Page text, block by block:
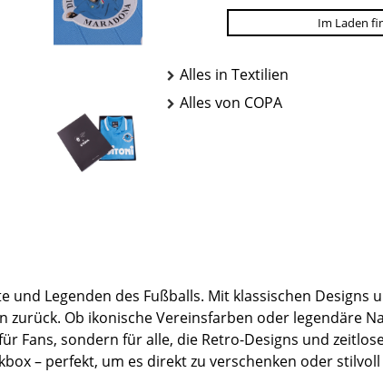
Im Laden
Alles in Textilien
Alles von COPA
Legenden des Fußballs. Mit klassischen Designs
zurück. Ob ikonische Vereinsfarben oder legendäre
Fans, sondern für alle, die Retro-Designs und
– perfekt, um es direkt zu verschenken oder